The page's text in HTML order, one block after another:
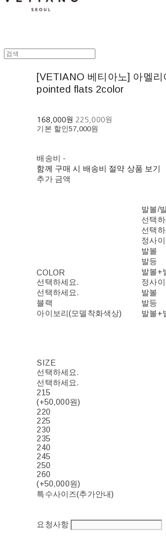
[VETIANO 베티아노] 아멜
pointed flats 2color
168,000원 225,000원
기본 할인57,000원
배송비 -
함께 구매 시 배송비 절약 상품 보기
추가 금액
COLOR
선택하세요.
선택하세요.
블랙
아이보리(모델착화색상)
발볼/
선택
선택
정사
발볼
발등
발볼+
정사
발볼
발등
발볼+
SIZE
선택하세요.
선택하세요.
215
(+50,000원)
220
225
230
235
240
245
250
260
(+50,000원)
특수사이즈(추가안내)
요청사항